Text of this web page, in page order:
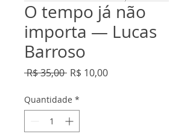
O tempo já não
importa — Lucas
Barroso
R$ 35,00 Preço
R$ 10,00Preço
Quantidade *